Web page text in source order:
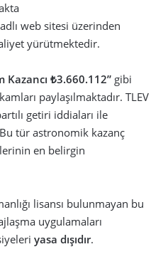
adlı web sitesi üzerinden
yürütmektedir.
Kazancı ₺3.660.112” gibi
paylaşılmaktadır. TLEV
getiri iddiaları ile
tür astronomik kazanç
en belirgin
lisansı bulunmayan bu
uygulamaları
yasa dışıdır.